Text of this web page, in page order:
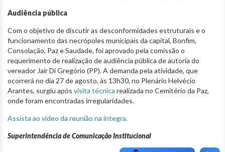
Audiência pública
Com o objetivo de discutir as desconformidades estruturais e o
funcionamento das necrópoles municipais da capital, Bonfim,
Consolação, Paz e Saudade, foi aprovado pela comissão o
requerimento de realização de audiência pública de autoria do
vereador Jair Di Gregório (PP). A demanda pela atividade, que
ocorrerá no dia 27 de agosto, às 13h30, no Plenário Helvécio
Arantes, surgiu após visita técnica realizada no Cemitério da Paz,
onde foram encontradas irregularidades.
Assista ao vídeo da reunião na íntegra.
Superintendência de Comunicação Institucional